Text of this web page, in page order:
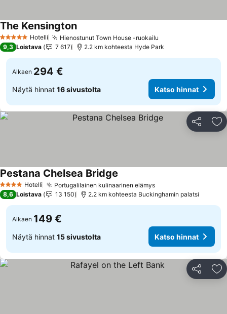
5 Tähtiluokitus
Hotelli Hienostunut Town House -ruokailu
The Kensington
9,3 Loistava 7 617 2.2 km kohteesta Hyde Park
Alkaen 294 €
Näytä hinnat 16 sivustolta Katso hinnat
Jaa
4 Tähtiluokitus
Hotelli Portugalilainen kulinaarinen elämys
Pestana Chelsea Bridge
8,6 Loistava 13 150 2.2 km kohteesta Buckinghamin palatsi
Alkaen 149 €
Näytä hinnat 15 sivustolta Katso hinnat
Jaa